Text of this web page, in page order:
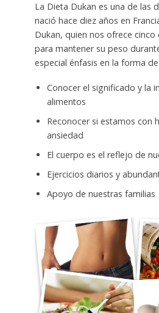
La Dieta Dukan es una de las
nació hace diez años en
Dukan, quien nos ofrece cinco
para mantener su peso
especial énfasis en la forma
Conocer el significado y la
alimentos
Reconocer si estamos con
ansiedad
El cuerpo es el reflejo de
Ejercicios diarios y
Apoyo de nuestras familias